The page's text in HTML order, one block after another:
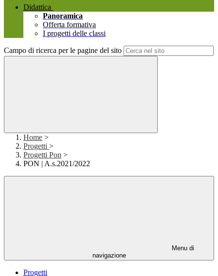
Didattica
Panoramica
Offerta formativa
I progetti delle classi
Campo di ricerca per le pagine del sito
Home >
Progetti >
Progetti Pon >
PON | A.s.2021/2022
Menu di
navigazione
Progetti